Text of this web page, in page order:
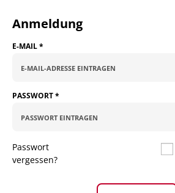
Anmeldung
E-MAIL*
PASSWORT*
Passwort
vergessen?